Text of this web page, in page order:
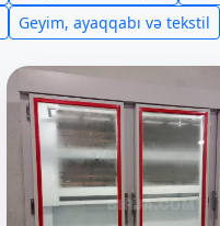
Geyim, ayaqqabı və tekstil